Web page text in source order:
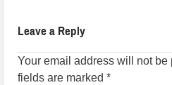
Leave a Reply
Your email address will not be
fields are marked*